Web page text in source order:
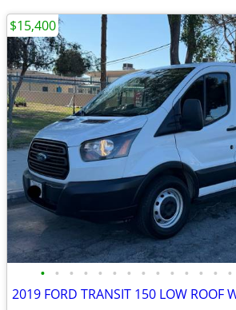
• • • • • • • • • • • • • •
$15,400